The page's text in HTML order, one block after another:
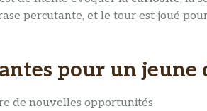
percutante, et le tour est joué
pour un jeune
de nouvelles opportunités